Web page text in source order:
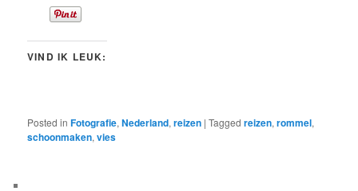
VIND IK LEUK:
Posted in Fotografie,Nederland,reizen |Tagged reizen,rommel,
schoonmaken,vies